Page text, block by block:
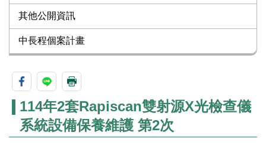
其他公開資訊
中長程個案計畫
114年2套Rapiscan雙射源X光檢查儀
系統設備保養維護 第2次